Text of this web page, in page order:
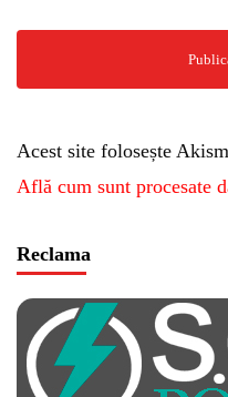
Acest site folosește
Află cum sunt procesate
Reclama